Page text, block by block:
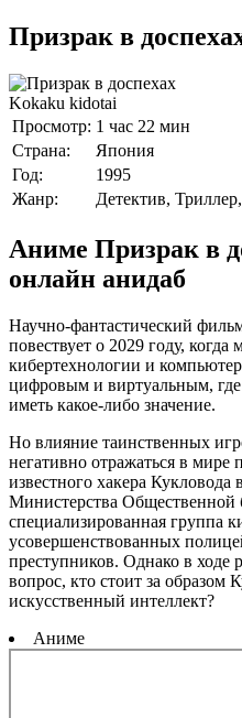
Призрак в
Kokaku kidotai
Просмотр: 1 час 22 мин
Страна:
Япония
Год:
1995
Жанр:
Детектив,
Аниме Призрак в
онлайн анидаб
Научно-фантастический
повествует о 2029 году, когда
кибертехнологии и
цифровым и виртуальным,
иметь какое-либо значение.
Но влияние таинственных
негативно отражаться в мире
известного хакера
Министерства Общественной
специализированная группа
усовершенствованных
преступников. Однако в ходе
вопрос, кто стоит за образом
искусственный интеллект?
Аниме